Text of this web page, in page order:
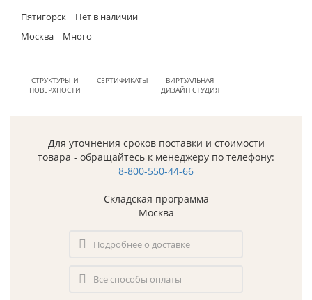
Пятигорск
Нет в наличии
Москва
Много
СТРУКТУРЫ И
ПОВЕРХНОСТИ
СЕРТИФИКАТЫ
ВИРТУАЛЬНАЯ
ДИЗАЙН СТУДИЯ
Для уточнения сроков поставки и стоимости
товара - обращайтесь к менеджеру по телефону:
8-800-550-44-66
Складская программа
Москва
Подробнее о доставке
Все способы оплаты